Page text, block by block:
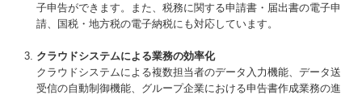
子申告ができます。また、税務に関する申請書・届出書の電子申
請、国税・地方税の電子納税にも対応しています。
クラウドシステムによる業務の効率化
クラウドシステムによる複数担当者のデータ入力機能、データ送
受信の自動制御機能、グループ企業における申告書作成業務の進